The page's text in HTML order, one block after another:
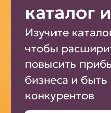
каталог
Изучите
чтобы
повысить
бизнеса и
конкурентов